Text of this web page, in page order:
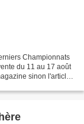
Championnats
du 11 au 17 août
sinon l'article